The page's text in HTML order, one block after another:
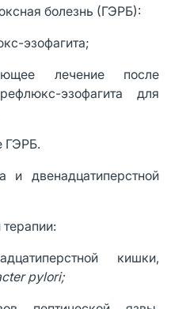
болезнь (ГЭРБ):
эзофагита;
лечение после
эзофагита для
ГЭРБ.
и двенадцатиперстной
кишки,
pylori;